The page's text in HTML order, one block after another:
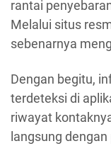
rantai
Melalui situs
sebenarnya
Dengan begitu,
terdeteksi di
riwayat
langsung dengan